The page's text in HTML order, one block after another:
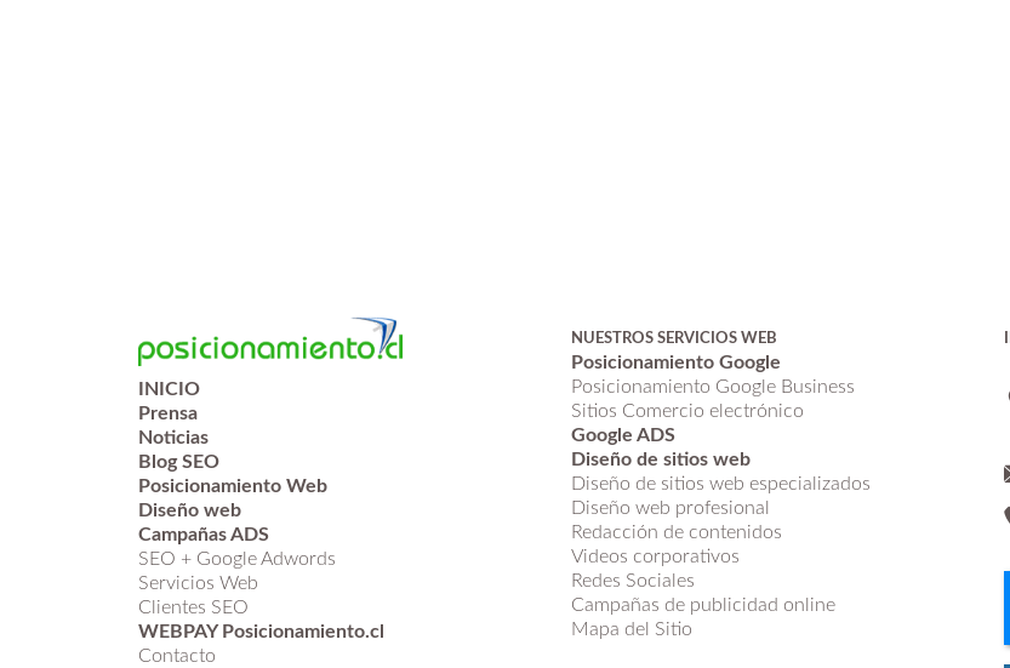
INICIO
Prensa
Noticias
Blog SEO
Posicionamiento Web
Diseño web
Campañas ADS
SEO + Google Adwords
Servicios Web
Clientes SEO
WEBPAY Posicionamiento.cl
Contacto
NUESTROS SERVICIOS WEB
Posicionamiento Google
Posicionamiento Google Business
Sitios Comercio electrónico
Google ADS
Diseño de sitios web
Diseño de sitios web especializados
Diseño web profesional
Redacción de contenidos
Videos corporativos
Redes Sociales
Campañas de publicidad online
Mapa del Sitio